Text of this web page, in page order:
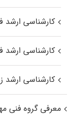
کارشناسی ارشد
کارشناسی ارشد
کارشناسی
معرفی گروه فنی